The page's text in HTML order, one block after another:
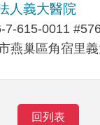
人義大醫院
7-615-0011
燕巢區角宿里
回列表